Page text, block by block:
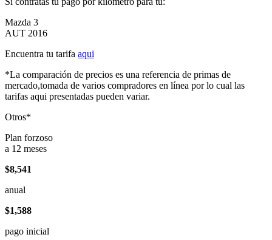
Mazda 3
AUT 2016
Encuentra tu tarifa aqui
*La comparación de precios es una referencia de primas de
mercado,tomada de varios compradores en línea por lo cual las
tarifas aqui presentadas pueden variar.
Otros*
Plan forzoso
a 12 meses
$8,541
anual
$1,588
pago inicial